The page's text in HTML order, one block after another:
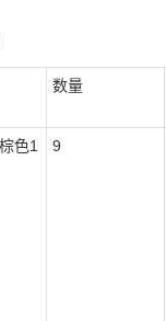
数量
色1
9